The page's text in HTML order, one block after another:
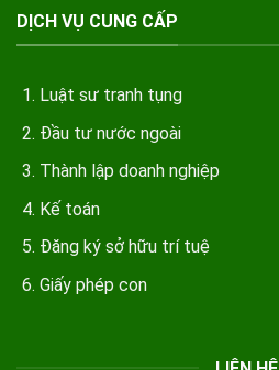
DỊCH VỤ CUNG CẤP
Luật sư tranh tụng
Đầu tư nước ngoài
Thành lập doanh nghiệp
Kế toán
Đăng ký sở hữu trí tuệ
Giấy phép con